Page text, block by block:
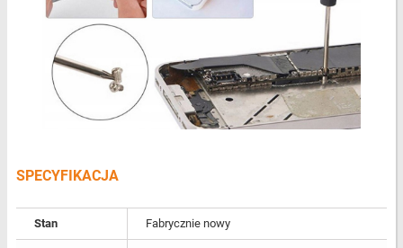
SPECYFIKACJA
Stan Fabrycznie nowy